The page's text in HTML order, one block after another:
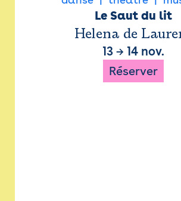
Le Saut du lit
Helena de
13 → 14 nov.
Réserver